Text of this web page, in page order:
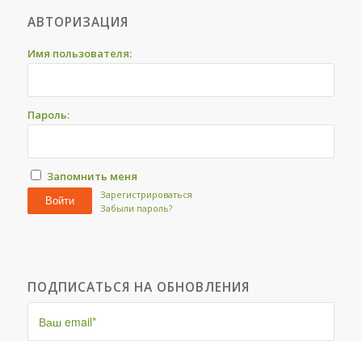
АВТОРИЗАЦИЯ
Имя пользователя:
Пароль:
Запомнить меня
Войти
Зарегистрироваться
Забыли пароль?
ПОДПИСАТЬСЯ НА ОБНОВЛЕНИЯ